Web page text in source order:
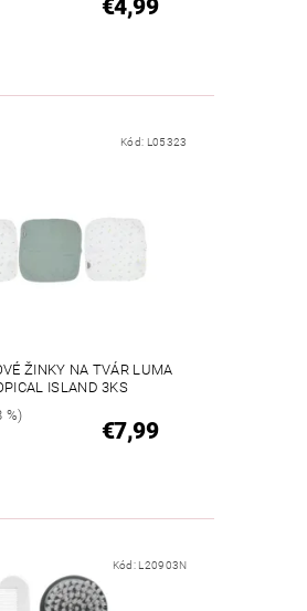
€4,99
Kód: L05323
ŽINKY NA TVÁR LUMA
ISLAND 3KS
%)
€7,99
Kód: L20903N